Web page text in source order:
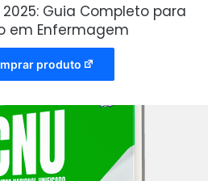
2025: Guia Completo para
em Enfermagem
produto